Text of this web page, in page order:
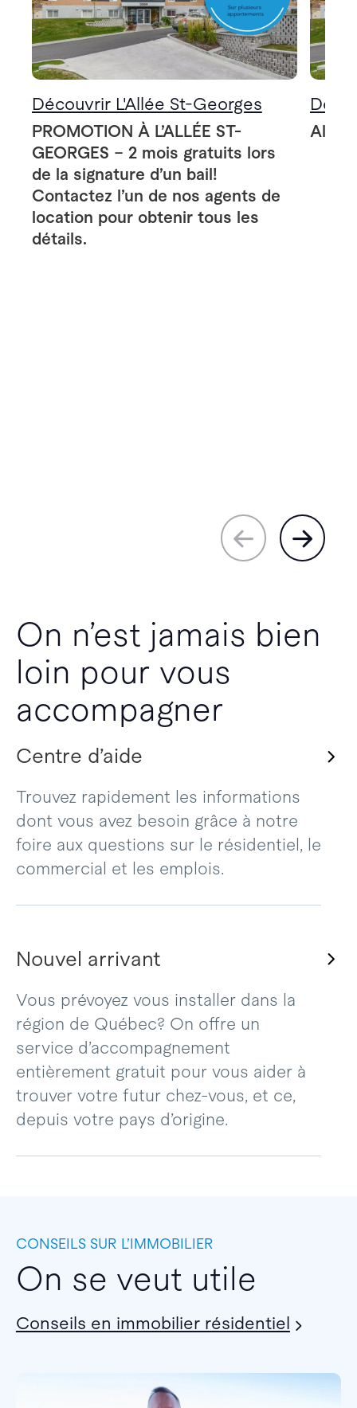
Découvrir L'Allée St-Georges
PROMOTION À L’ALLÉE ST-
GEORGES – 2 mois gratuits lors
de la signature d’un bail!
Contactez l’un de nos agents de
location pour obtenir tous les
détails.
Allée
On n’est jamais bien
loin pour vous
accompagner
Centre d’aide
Trouvez rapidement les informations
dont vous avez besoin grâce à notre
foire aux questions sur le résidentiel, le
commercial et les emplois.
Nouvel arrivant
Vous prévoyez vous installer dans la
région de Québec? On offre un
service d’accompagnement
entièrement gratuit pour vous aider à
trouver votre futur chez-vous, et ce,
depuis votre pays d’origine.
CONSEILS SUR L’IMMOBILIER
On se veut utile
Conseils en immobilier résidentiel